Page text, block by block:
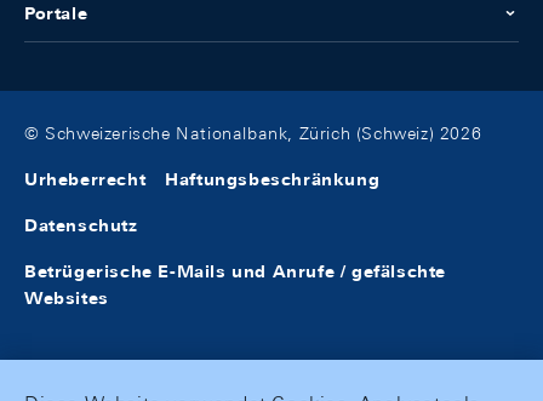
Portale
© Schweizerische Nationalbank, Zürich (Schweiz) 2026
Urheberrecht Haftungsbeschränkung
Datenschutz
Betrügerische E-Mails und Anrufe / gefälschte
Websites